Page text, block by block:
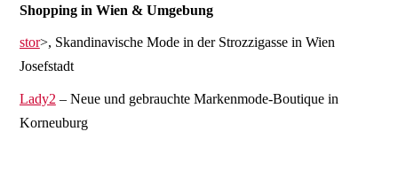
Shopping in Wien & Umgebung
stor>, Skandinavische Mode in der Strozzigasse in Wien
Josefstadt
Lady2 – Neue und gebrauchte Markenmode-Boutique in
Korneuburg